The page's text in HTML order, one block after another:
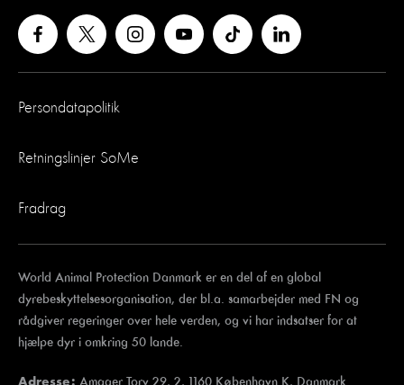
Persondatapolitik
Retningslinjer SoMe
Fradrag
World Animal Protection Danmark er en del af en global
dyrebeskyttelsesorganisation, der bl.a. samarbejder med FN og
rådgiver regeringer over hele verden, og vi har indsatser for at
hjælpe dyr i omkring 50 lande.
Adresse: Amager Torv 29, 2, 1160 København K, Danmark.